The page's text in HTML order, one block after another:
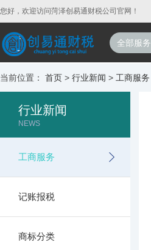
您好，欢迎访问菏泽创易通财税公司官网！
全部服务
当前位置： 首页 > 行业新闻 > 工商服务
行业新闻
NEWS
工商服务
记账报税
商标分类